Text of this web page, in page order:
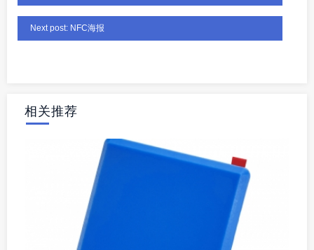
Next post: NFC海报
相关推荐